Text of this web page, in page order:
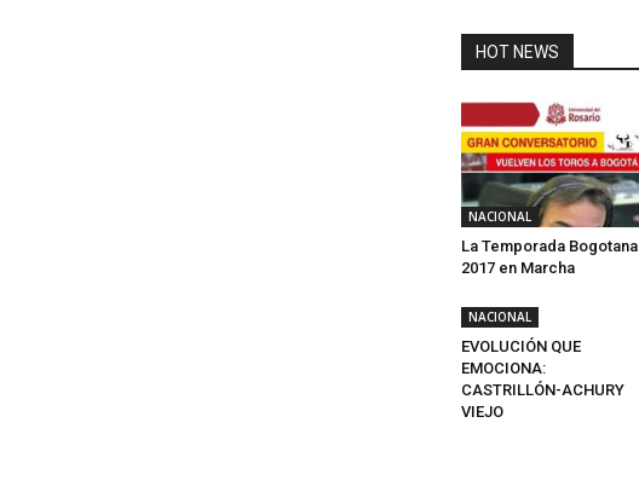
HOT NEWS
NACIONAL
La Temporada Bogotana
2017 en Marcha
NACIONAL
EVOLUCIÓN QUE
EMOCIONA:
CASTRILLÓN-ACHURY
VIEJO